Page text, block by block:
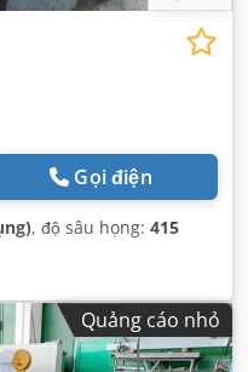
Gọi điện
, độ sâu họng: 415
Quảng cáo nhỏ